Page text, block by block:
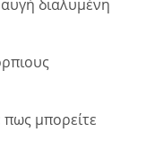
διαλυμένη
μπορείτε